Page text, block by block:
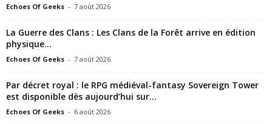
Echoes Of Geeks - 7 août 2026
La Guerre des Clans : Les Clans de la Forêt arrive en édition
physique...
Echoes Of Geeks - 7 août 2026
Par décret royal : le RPG médiéval-fantasy Sovereign Tower
est disponible dès aujourd’hui sur...
Echoes Of Geeks - 6 août 2026